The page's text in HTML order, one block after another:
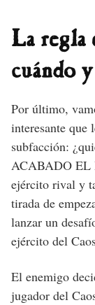
La regla
cuándo
Por último,
interesante que
subfacción:
ACABADO EL
ejército rival y
tirada de
lanzar un
ejército del
El enemigo
jugador del